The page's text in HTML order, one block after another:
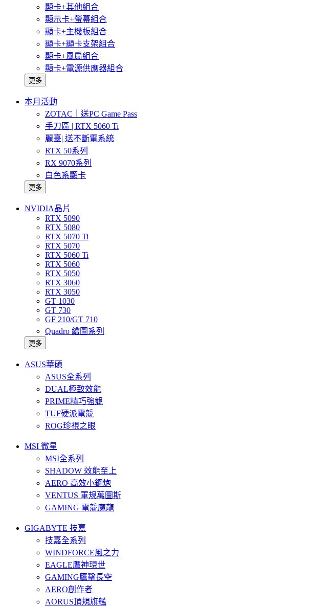
顯卡+其他組合
顯示卡+螢幕組合
顯卡+主機板組合
顯卡+顯卡支架組合
顯卡+風扇組合
顯卡+電源供應器組合
更多
本月活動
ZOTAC｜送PC Game Pass
手刀區 | RTX 5060 Ti
麗臺| 送不斷電系統
RTX 50系列
RX 9070系列
白色系顯卡
更多
NVIDIA晶片
RTX 5090
RTX 5080
RTX 5070 Ti
RTX 5070
RTX 5060 Ti
RTX 5060
RTX 5050
RTX 3060
RTX 3050
GT 1030
GT 730
GF 210/GT 710
Quadro 繪圖系列
更多
ASUS華碩
ASUS全系列
DUAL極致效能
PRIME精巧強競
TUF硬派電競
ROG珍視之眼
MSI 微星
MSI全系列
SHADOW 效能至上
AERO 高效小鋼炮
VENTUS 軍規萬圖斯
GAMING 電競魔龍
GIGABYTE 技嘉
技嘉全系列
WINDFORCE風之力
EAGLE鷹神現世
GAMING鷹擊長空
AERO創作者
AORUS頂規旗艦